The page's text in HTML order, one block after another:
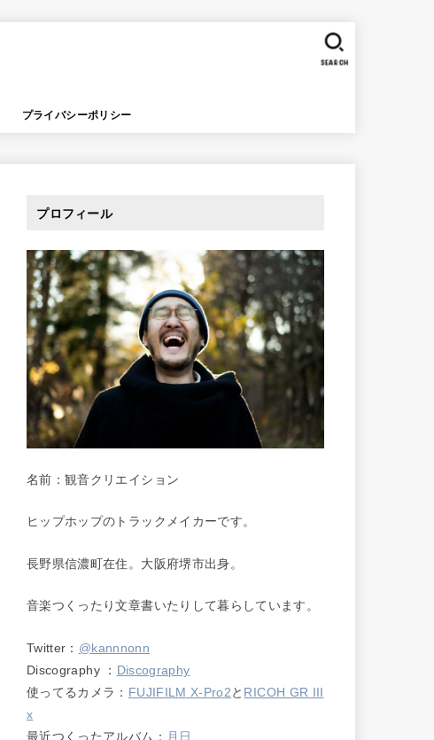
プライバシーポリシー
SEARCH
プロフィール
名前：観音クリエイション
ヒップホップのトラックメイカーです。
長野県信濃町在住。大阪府堺市出身。
音楽つくったり文章書いたりして暮らしています。
Twitter： @kannnonn
Discography ： Discography
使ってるカメラ： FUJIFILM X-Pro2と RICOH GR III
x
最近つくったアルバム： 月日